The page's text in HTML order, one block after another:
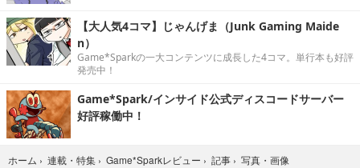
【大人気4コマ】じゃんげま（Junk Gaming Maide
n）
Game*Sparkの一大コンテンツに成長した4コマ。単行本も好評
発売中！
Game*Spark/インサイド公式ディスコードサーバー
好評稼働中！
ホーム › 連載・特集 › Game*Sparkレビュー › 記事 › 写真・画像